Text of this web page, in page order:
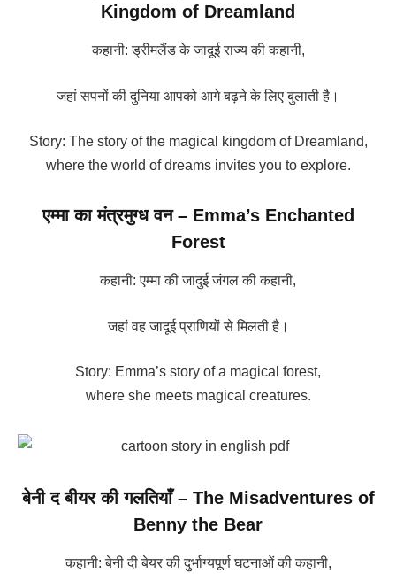
Kingdom of Dreamland
कहानी: ड्रीमलैंड के जादूई राज्य की कहानी,
जहां सपनों की दुनिया आपको आगे बढ़ने के लिए बुलाती है।
Story: The story of the magical kingdom of Dreamland,
where the world of dreams invites you to explore.
एम्मा का मंत्रमुग्ध वन – Emma’s Enchanted
Forest
कहानी: एम्मा की जादुई जंगल की कहानी,
जहां वह जादूई प्राणियों से मिलती है।
Story: Emma’s story of a magical forest,
where she meets magical creatures.
बेनी द बीयर की गलतियाँ – The Misadventures of
Benny the Bear
कहानी: बेनी दी बेयर की दुर्भाग्यपूर्ण घटनाओं की कहानी,